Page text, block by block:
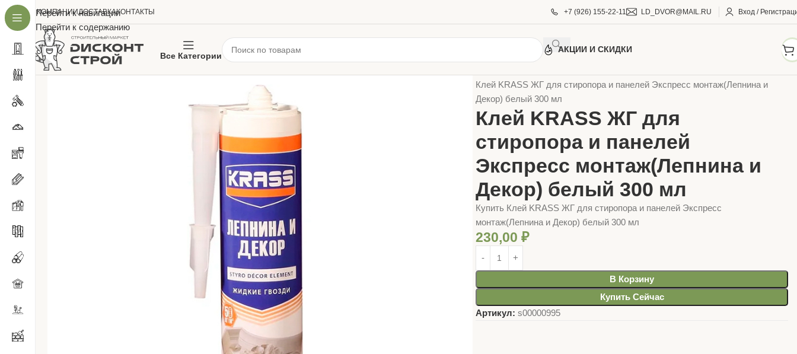
Перейти к навигации
Перейти к содержанию
О КОМПАНИИДОСТАВКАКОНТАКТЫ +7 (926) 155-22-11 LD_DVOR@MAIL.RU Вход /
Все Категории
АКЦИИ И СКИДКИ
Клей KRASS ЖГ для стиропора и панелей Экспресс монтаж(Лепнина и
Декор) белый 300 мл
Клей KRASS ЖГ для
стиропора и панелей
Экспресс монтаж(Лепнина и
Декор) белый 300 мл
Купить Клей KRASS ЖГ для стиропора и панелей Экспресс
монтаж(Лепнина и Декор) белый 300 мл
230,00₽
В Корзину
Купить Сейчас
Артикул:s00000995